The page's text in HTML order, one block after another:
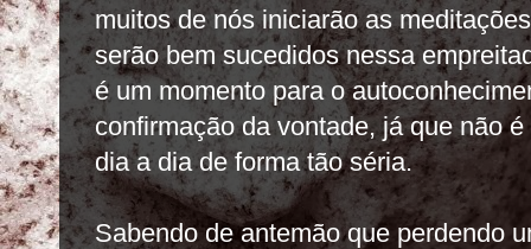
muitos de nós iniciarão as
serão bem sucedidos nessa
é um momento para o
confirmação da vontade, já que não
dia a dia de forma tão séria.
Sabendo de antemão que perdendo